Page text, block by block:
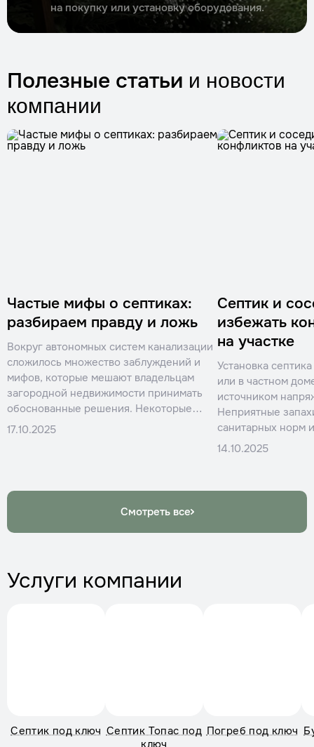
на покупку или установку оборудования.
Полезные статьи и новости
компании
Частые мифы о септиках:
разбираем правду и ложь
Вокруг автономных систем канализации
сложилось множество заблуждений и
мифов, которые мешают владельцам
загородной недвижимости принимать
обоснованные решения. Некоторые
стереотипы основаны на опыте
17.10.2025
Септик и
избежать
на участке
Установка
или в частном
источником
Неприятные
санитарных норм
размещение
14.10.2025
Смотреть все
Услуги компании
Септик под ключ Септик Топас под
ключ
Погреб под ключ